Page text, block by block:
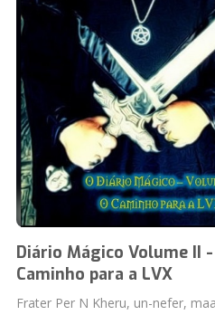
Diário Mágico Volume II -
Caminho para a LVX
Frater Per N Kheru, un-nefer,